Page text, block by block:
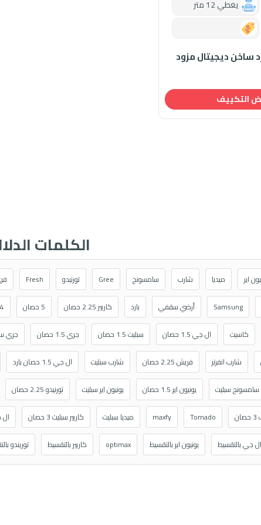
يغطي 12 متر
حصان بارد ساخن ديجيتال مزود
التكييف
الكلمات
اير ميديا شارب سامسونج Gree تورنيدو Fresh
Samsung أرضي سقفي بارد كاريير 2.25 حصان 5 حصان 4 حصان
كاسيت ال جي 1.5 حصان سبليت 1.5 حصان جري 1.5 حصان جري
شارب انفرتر فريش 2.25 حصان شارب سبليت ال جي 1.5 حصان بارد
سامسونج سبليت يونيون اير 1.5 حصان يونيون اير سبليت تورنيدو 2.25 حصان
Tornado
maxfy ميديا سبليت كاريير سبليت 3 حصان ال
ال جي بالتقسيط يونيون اير بالتقسيط optimax كاريير بالتقسيط توريندو